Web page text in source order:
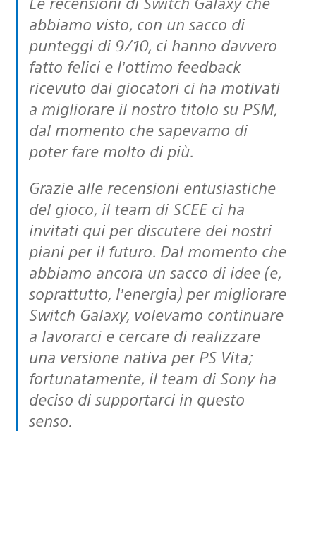
abbiamo visto, con un sacco di
punteggi di 9/10, ci hanno davvero
fatto felici e l’ottimo feedback
ricevuto dai giocatori ci ha motivati
a migliorare il nostro titolo su PSM,
dal momento che sapevamo di
poter fare molto di più.
Grazie alle recensioni entusiastiche
del gioco, il team di SCEE ci ha
invitati qui per discutere dei nostri
piani per il futuro. Dal momento che
abbiamo ancora un sacco di idee (e,
soprattutto, l’energia) per migliorare
Switch Galaxy, volevamo continuare
a lavorarci e cercare di realizzare
una versione nativa per PS Vita;
fortunatamente, il team di Sony ha
deciso di supportarci in questo
senso.